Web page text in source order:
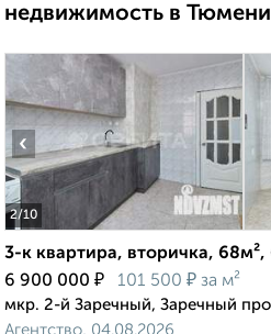
недвижимость в Тюмени
2/10
‹
3-к квартира, вторичка,
6 900 000 ₽ 101 500 ₽ за м²
мкр. 2-й Заречный, Заречный
Агентство, 04.08.2026